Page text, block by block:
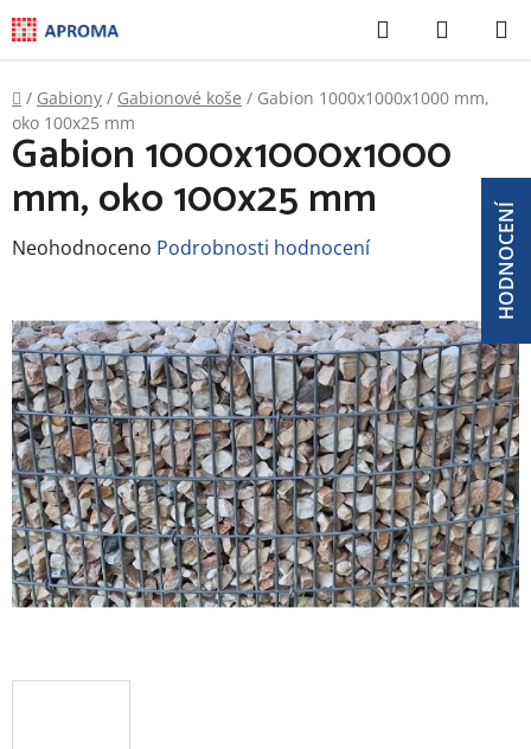
Přejít
na
obsah
Hledat
KOŠÍK
Domů
/ Gabiony / Gabionové koše / Gabion 1000x1000x1000 mm,
oko 100x25 mm
Gabion 1000x1000x1000
mm, oko 100x25 mm
Průměrné
0,0
z
5
hvězdiček.
Neohodnoceno Podrobnosti hodnocení HODNOCENÍ